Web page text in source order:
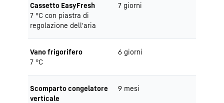
Cassetto EasyFresh
7 °C con piastra di
regolazione dell'aria
7 giorni
Vano frigorifero
7 °C
6 giorni
Scomparto congelatore
verticale
9 mesi